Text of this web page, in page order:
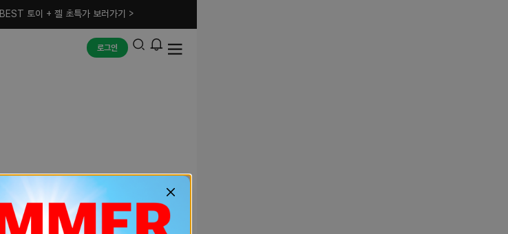
BEST 토이 + 젤 초특가 보러가기 >
로그인